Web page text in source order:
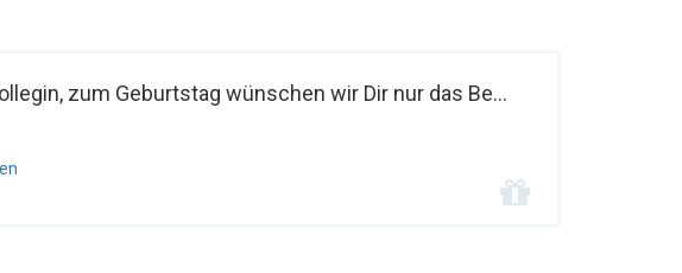
zum Geburtstag wünschen wir Dir nur das Be...